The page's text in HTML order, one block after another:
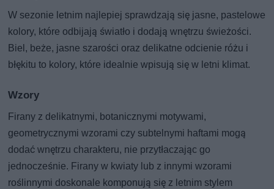
W sezonie letnim najlepiej sprawdzają się jasne, pastelowe
kolory, które odbijają światło i dodają wnętrzu świeżości.
Biel, beże, jasne szarości oraz delikatne odcienie różu i
błękitu to kolory, które idealnie wpisują się w letni klimat.
Wzory
Firany z delikatnymi, botanicznymi motywami,
geometrycznymi wzorami czy subtelnymi haftami mogą
dodać wnętrzu charakteru, nie przytłaczając go
jednocześnie. Firany w kwiaty lub z innymi wzorami
roślinnymi doskonale komponują się z letnim stylem